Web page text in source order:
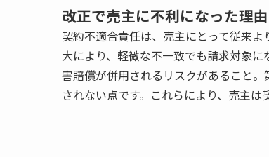
改正で売主に不利になった理由
契約不適合責任は、売主にとって従来
大により、軽微な不一致でも請求対象
害賠償が併用されるリスクがあること
されない点です。これらにより、売主